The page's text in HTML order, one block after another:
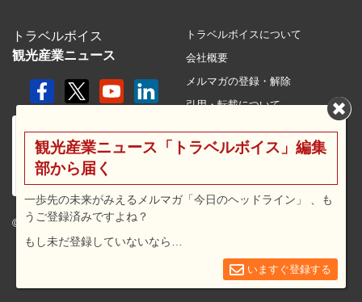
トラベルボイス
観光産業ニュース
© 2026 travel voice.
トラベルボイスについて
会社概要
メルマガの登録・解除
引用・転載について
利用規約
広告メニュー・料金
観光産業ニュース「トラベルボイス」編集
部から届く
一歩先の未来がみえるメルマガ「今日のヘッドライン」 、も
うご登録済みですよね？
もし未だ登録していないなら…
いますぐ登録する